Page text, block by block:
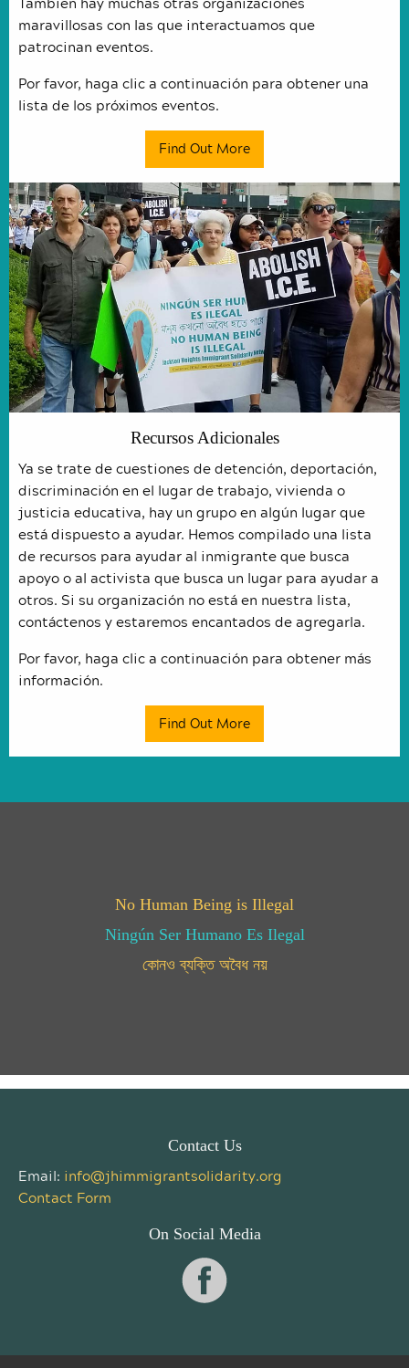
maravillosas con las que interactuamos que
patrocinan eventos.
Por favor, haga clic a continuación para obtener una
lista de los próximos eventos.
Find Out More
Recursos Adicionales
Ya se trate de cuestiones de detención, deportación,
discriminación en el lugar de trabajo, vivienda o
justicia educativa, hay un grupo en algún lugar que
está dispuesto a ayudar. Hemos compilado una lista
de recursos para ayudar al inmigrante que busca
apoyo o al activista que busca un lugar para ayudar a
otros. Si su organización no está en nuestra lista,
contáctenos y estaremos encantados de agregarla.
Por favor, haga clic a continuación para obtener más
información.
Find Out More
No Human Being is Illegal
Ningún Ser Humano Es Ilegal
কোনও ব্যক্তি অবৈধ নয়
Contact Us
Email: info@jhimmigrantsolidarity.org
Contact Form
On Social Media